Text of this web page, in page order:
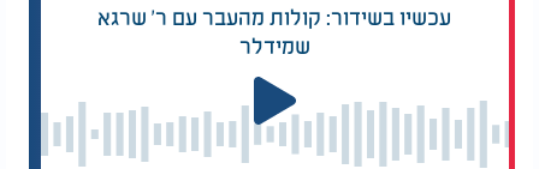
עכשיו בשידור: קולות מהעבר עם ר' שרגא
שמידלר